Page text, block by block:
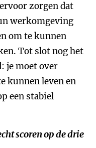
zorgen dat
werkomgeving
om te kunnen
Tot slot nog het
je moet over
kunnen leven en
een stabiel
scoren op de drie